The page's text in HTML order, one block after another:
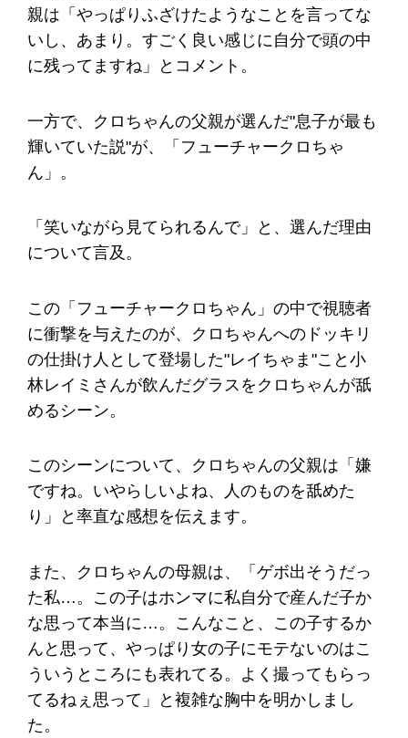
親は「やっぱりふざけたようなことを言ってな
いし、あまり。すごく良い感じに自分で頭の中
に残ってますね」とコメント。
一方で、クロちゃんの父親が選んだ"息子が最も
輝いていた説"が、「フューチャークロちゃ
ん」。
「笑いながら見てられるんで」と、選んだ理由
について言及。
この「フューチャークロちゃん」の中で視聴者
に衝撃を与えたのが、クロちゃんへのドッキリ
の仕掛け人として登場した"レイちゃま"こと小
林レイミさんが飲んだグラスをクロちゃんが舐
めるシーン。
このシーンについて、クロちゃんの父親は「嫌
ですね。いやらしいよね、人のものを舐めた
り」と率直な感想を伝えます。
また、クロちゃんの母親は、「ゲボ出そうだっ
た私…。この子はホンマに私自分で産んだ子か
な思って本当に…。こんなこと、この子するか
んと思って、やっぱり女の子にモテないのはこ
ういうところにも表れてる。よく撮ってもらっ
てるねぇ思って」と複雑な胸中を明かしまし
た。